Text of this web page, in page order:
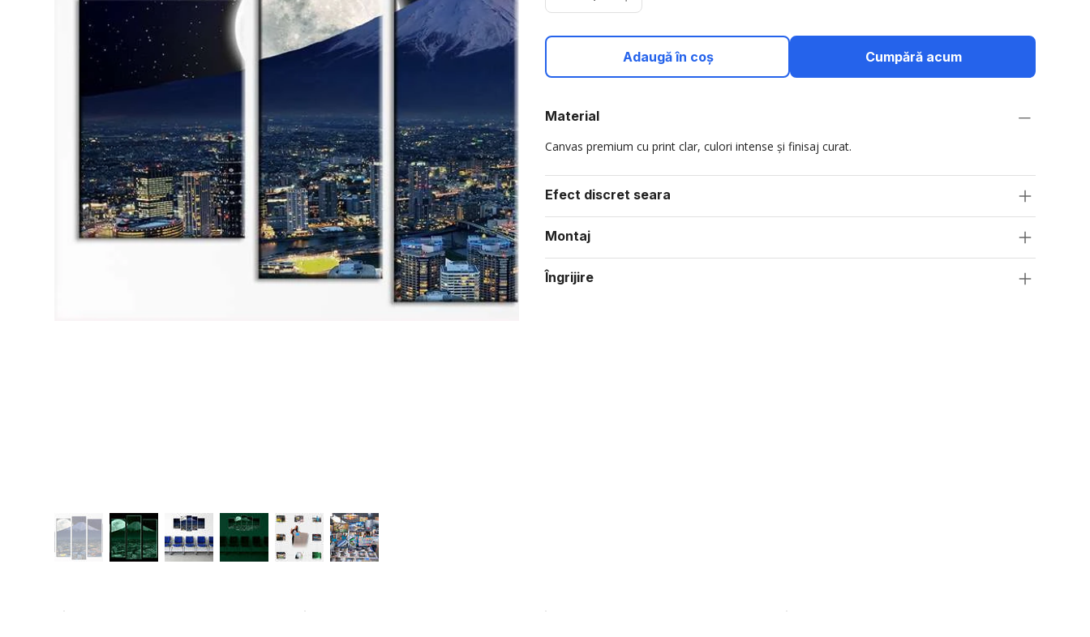
Adaugă în coș Cumpără acum
Material
Canvas premium cu print clar, culori intense și finisaj curat.
Efect discret seara
Montaj
Îngrijire